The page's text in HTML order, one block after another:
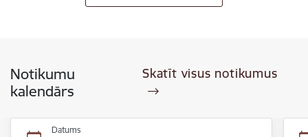
Notikumu
kalendārs
Skatīt visus notikumus
Datums